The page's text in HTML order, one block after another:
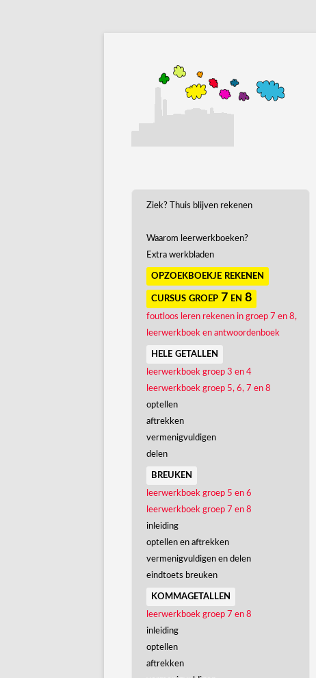
Ziek? Thuis blijven rekenen
Waarom leerwerkboeken?
Extra werkbladen
opzoekboekje rekenen
cursus groep 7 en 8
foutloos leren rekenen in groep 7 en 8,
leerwerkboek en antwoordenboek
hele getallen
leerwerkboek groep 3 en 4
leerwerkboek groep 5, 6, 7 en 8
optellen
aftrekken
vermenigvuldigen
delen
breuken
leerwerkboek groep 5 en 6
leerwerkboek groep 7 en 8
inleiding
optellen en aftrekken
vermenigvuldigen en delen
eindtoets breuken
kommagetallen
leerwerkboek groep 7 en 8
inleiding
optellen
aftrekken